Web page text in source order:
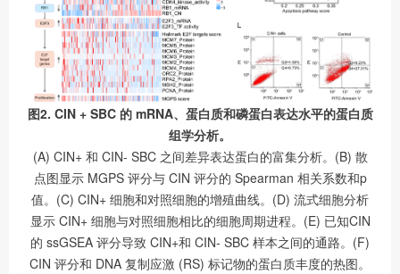
图2. CIN + SBC 的 mRNA、蛋白质和磷蛋白表达水平的蛋白质
组学分析。
(A) CIN+ 和 CIN- SBC 之间差异表达蛋白的富集分析。(B) 散
点图显示 MGPS 评分与 CIN 评分的 Spearman 相关系数和p
值。(C) CIN+ 细胞和对照细胞的增殖曲线。(D) 流式细胞分析
显示 CIN+ 细胞与对照细胞相比的细胞周期进程。(E) 已知CIN
的 ssGSEA 评分导致 CIN+和 CIN- SBC 样本之间的通路。(F)
CIN 评分和 DNA 复制应激 (RS) 标记物的蛋白质丰度的热图。